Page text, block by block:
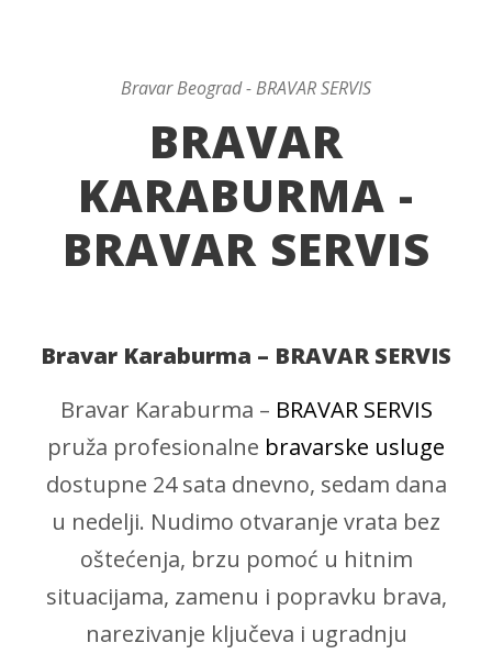
Bravar Beograd - BRAVAR SERVIS
BRAVAR
KARABURMA -
BRAVAR SERVIS
Bravar Karaburma – BRAVAR SERVIS
Bravar Karaburma – BRAVAR SERVIS
pruža profesionalne bravarske usluge
dostupne 24 sata dnevno, sedam dana
u nedelji. Nudimo otvaranje vrata bez
oštećenja, brzu pomoć u hitnim
situacijama, zamenu i popravku brava,
narezivanje ključeva i ugradnju